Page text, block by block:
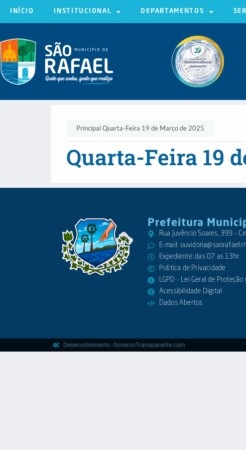
INÍCIO INSTITUCIONAL DEPARTAMENTOS
PrincipalQuarta-Feira 19 de Março de 2025
Quarta-Feira 19
Prefeitura
Rua Juvêncio Soares, 399 -
E-mail:
Expediente: das 07 as 13hr
Política de Privacidade
LGPD - Lei Geral de Proteção
Acessibilidade Digital
Dados Abertos
Desenvolvimento: GovernoTransparente.com